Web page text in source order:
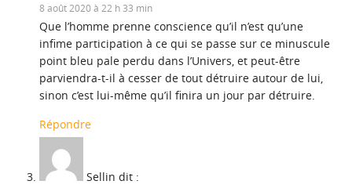
8 août 2020 à 22 h 33 min
Que l’homme prenne conscience qu’il n’est qu’une
infime participation à ce qui se passe sur ce minuscule
point bleu pale perdu dans l’Univers, et peut-être
parviendra-t-il à cesser de tout détruire autour de lui,
sinon c’est lui-même qu’il finira un jour par détruire.
Répondre
Sellin dit :